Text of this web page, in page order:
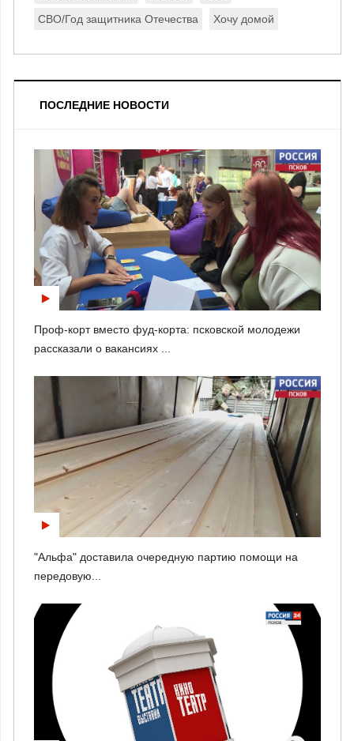
СВО/Год защитника Отечества Хочу домой
ПОСЛЕДНИЕ НОВОСТИ
Проф-корт вместо фуд-корта: псковской молодежи
рассказали о вакансиях ...
"Альфа" доставила очередную партию помощи на
передовую...